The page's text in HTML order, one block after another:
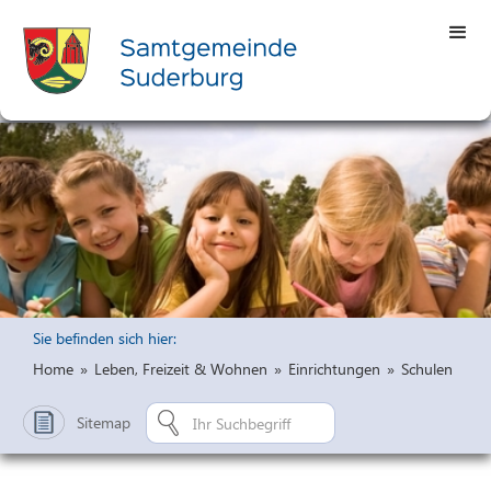
Sie befinden sich hier:
Home » Leben, Freizeit & Wohnen » Einrichtungen » Schulen
Sitemap